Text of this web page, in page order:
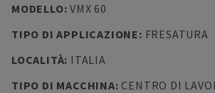
MODELLO:VMX 60
TIPO DI APPLICAZIONE: FRESATURA
LOCALITÀ: ITALIA
TIPO DI MACCHINA: CENTRO DI